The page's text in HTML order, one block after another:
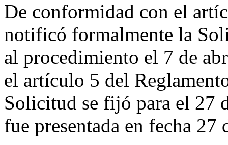
De conformidad con el
notificó formalmente la
al procedimiento el 7 de
el artículo 5 del
Solicitud se fijó para el 27
fue presentada en fecha 27